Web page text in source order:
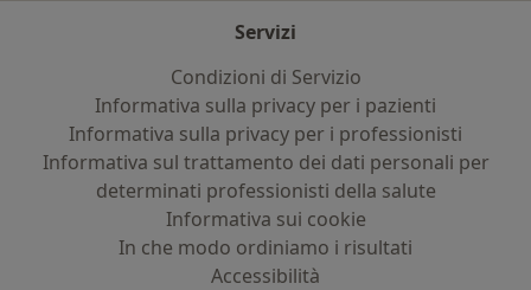
Servizi
Condizioni di Servizio
Informativa sulla privacy per i pazienti
Informativa sulla privacy per i professionisti
Informativa sul trattamento dei dati personali per
determinati professionisti della salute
Informativa sui cookie
In che modo ordiniamo i risultati
Accessibilità